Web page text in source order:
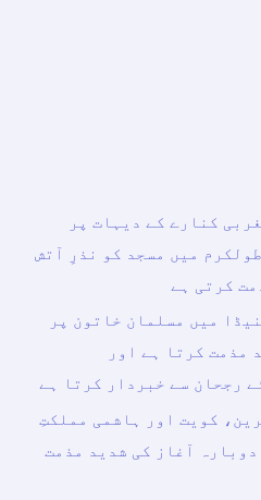
کنارے کے دیہات پر
میں مسجد کو نذرِ آتش
کرتی ہے
میں مسلمان خاتون پر
مذمت کرتا ہے اور
رجحان سے خبردار کرتا ہے
کویت اور ہاشمی مملکتِ
آغاز کی شدید مذمت